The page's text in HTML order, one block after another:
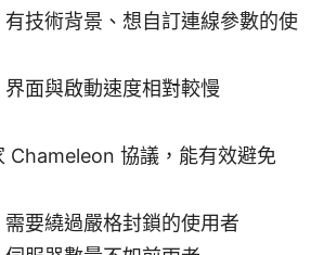
技術背景、想自訂連線參數的使
面與啟動速度相對較慢
Chameleon 協議，能有效避免
要繞過嚴格封鎖的使用者